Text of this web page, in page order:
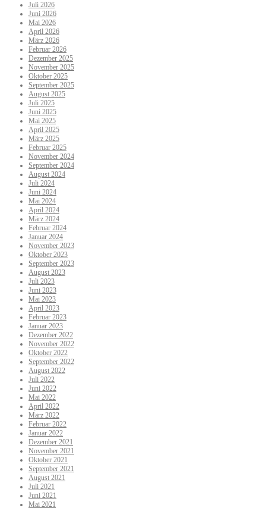
Juli 2026
Juni 2026
Mai 2026
April 2026
März 2026
Februar 2026
Dezember 2025
November 2025
Oktober 2025
September 2025
August 2025
Juli 2025
Juni 2025
Mai 2025
April 2025
März 2025
Februar 2025
November 2024
September 2024
August 2024
Juli 2024
Juni 2024
Mai 2024
April 2024
März 2024
Februar 2024
Januar 2024
November 2023
Oktober 2023
September 2023
August 2023
Juli 2023
Juni 2023
Mai 2023
April 2023
Februar 2023
Januar 2023
Dezember 2022
November 2022
Oktober 2022
September 2022
August 2022
Juli 2022
Juni 2022
Mai 2022
April 2022
März 2022
Februar 2022
Januar 2022
Dezember 2021
November 2021
Oktober 2021
September 2021
August 2021
Juli 2021
Juni 2021
Mai 2021